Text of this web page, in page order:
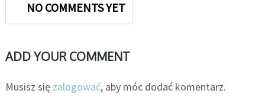
NO COMMENTS YET
ADD YOUR COMMENT
Musisz się zalogować, aby móc dodać komentarz.